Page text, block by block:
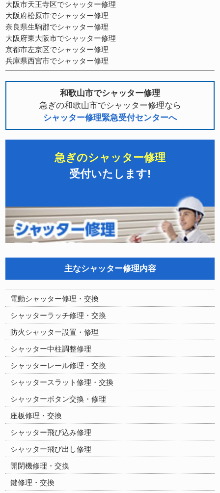
大阪市天王寺区でシャッター修理
大阪府松原市でシャッター修理
奈良県生駒郡でシャッター修理
大阪府東大阪市でシャッター修理
京都市左京区でシャッター修理
兵庫県西宮市でシャッター修理
和歌山市でシャッター修理
急ぎの和歌山市でシャッター修理なら
シャッター修理緊急受付センターへ
急ぎのシャッター修理
受付いたします!
主なシャッター修理内容
電動シャッター修理・交換
シャッターラッチ修理・交換
防火シャッター設置・修理
シャッター中柱調整修理
シャッターレール修理・交換
シャッタースラット修理・交換
シャッターボタン交換・修理
座板修理・交換
シャッター飛び込み修理
シャッター飛び出し修理
開閉機修理・交換
鍵修理・交換